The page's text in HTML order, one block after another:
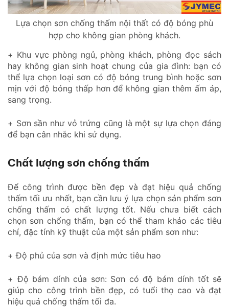
Lựa chọn sơn chống thấm nội thất có độ bóng phù
hợp cho không gian phòng khách.
+ Khu vực phòng ngủ, phòng khách, phòng đọc sách
hay không gian sinh hoạt chung của gia đình: bạn có
thể lựa chọn loại sơn có độ bóng trung bình hoặc sơn
mịn với độ bóng thấp hơn để không gian thêm ấm áp,
sang trọng.
+ Sơn sần như vỏ trứng cũng là một sự lựa chọn đáng
để bạn cân nhắc khi sử dụng.
Chất lượng sơn chống thấm
Để công trình được bền đẹp và đạt hiệu quả chống
thấm tối ưu nhất, bạn cần lưu ý lựa chọn sản phẩm sơn
chống thấm có chất lượng tốt. Nếu chưa biết cách
chọn sơn chống thấm, bạn có thể tham khảo các tiêu
chí, đặc tính kỹ thuật của một sản phẩm sơn như:
+ Độ phủ của sơn và định mức tiêu hao
+ Độ bám dính của sơn: Sơn có độ bám dính tốt sẽ
giúp cho công trình bền đẹp, có tuổi thọ cao và đạt
hiệu quả chống thấm tối đa.